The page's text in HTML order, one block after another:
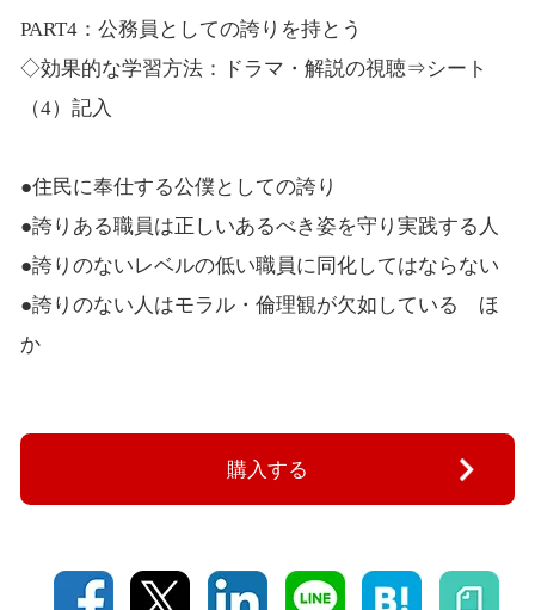
PART4：公務員としての誇りを持とう
◇効果的な学習方法：ドラマ・解説の視聴⇒シート
（4）記入
●住民に奉仕する公僕としての誇り
●誇りある職員は正しいあるべき姿を守り実践する人
●誇りのないレベルの低い職員に同化してはならない
●誇りのない人はモラル・倫理観が欠如している ほ
か
購入する